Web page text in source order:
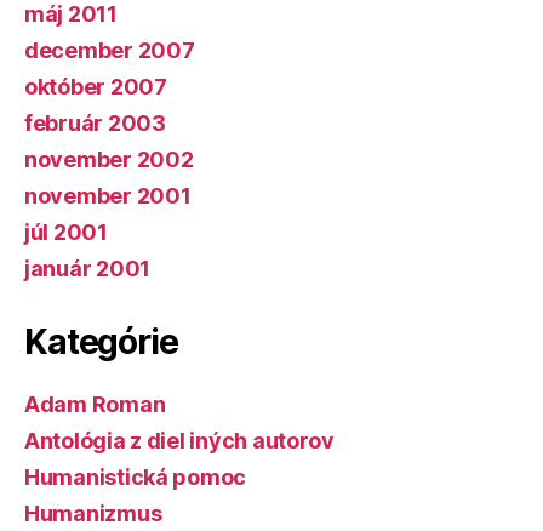
máj 2011
december 2007
október 2007
február 2003
november 2002
november 2001
júl 2001
január 2001
Kategórie
Adam Roman
Antológia z diel iných autorov
Humanistická pomoc
Humanizmus